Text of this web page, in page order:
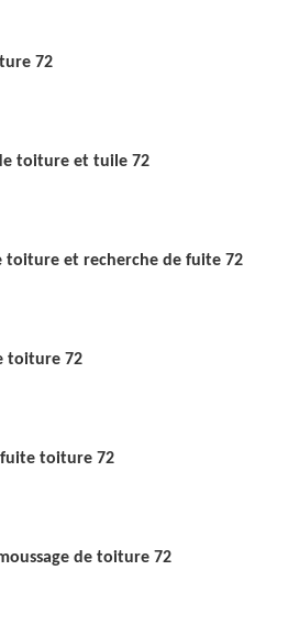
72
toiture et tuile 72
toiture et recherche de fuite 72
toiture 72
fuite toiture 72
de toiture 72